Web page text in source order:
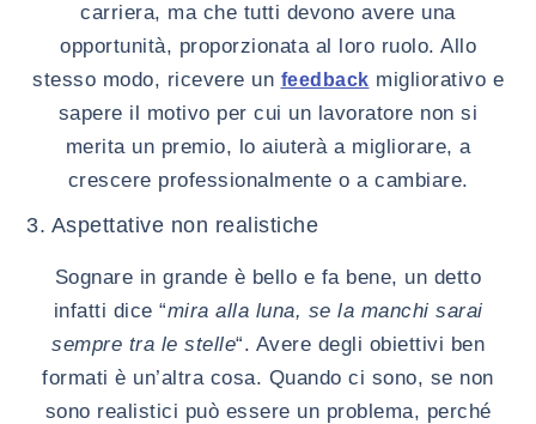
carriera, ma che tutti devono avere una
opportunità, proporzionata al loro ruolo. Allo
stesso modo, ricevere un feedback migliorativo e
sapere il motivo per cui un lavoratore non si
merita un premio, lo aiuterà a migliorare, a
crescere professionalmente o a cambiare.
3. Aspettative non realistiche
Sognare in grande è bello e fa bene, un detto
infatti dice “mira alla luna, se la manchi sarai
sempre tra le stelle“. Avere degli obiettivi ben
formati è un’altra cosa. Quando ci sono, se non
sono realistici può essere un problema, perché